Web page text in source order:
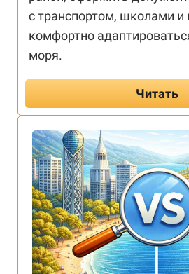
с транспортом, школами и
комфортно
моря.
Читать